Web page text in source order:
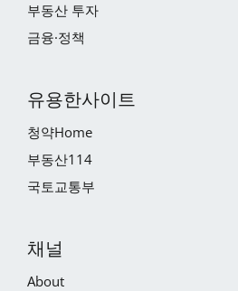
부동산 투자
금융·정책
유용한사이트
청약Home
부동산114
국토교통부
채널
About